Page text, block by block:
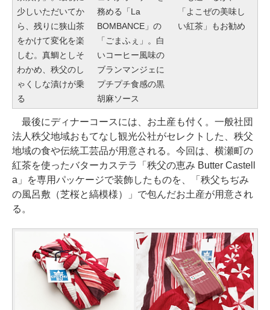
少しいただいてか
ら、残りに狭山茶
をかけて変化を楽
しむ。真鯛としそ
わかめ、秩父のし
ゃくしな漬けが乗
る
務める「La
BOMBANCE」の
「ごまふぇ」。白
いコーヒー風味の
ブランマンジェに
プチプチ食感の黒
胡麻ソース
「よこぜの美味し
い紅茶」もお勧め
最後にディナーコースには、お土産も付く。一般社団
法人秩父地域おもてなし観光公社がセレクトした、秩父
地域の食や伝統工芸品が用意される。今回は、横瀬町の
紅茶を使ったバターカステラ「秩父の恵み Butter Castell
a」を専用パッケージで装飾したものを、「秩父ちぢみ
の風呂敷（芝桜と縞模様）」で包んだお土産が用意され
る。